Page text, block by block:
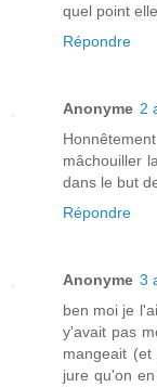
quel point
Répondre
Anonyme 2
mâchouiller
dans le but
Répondre
Anonyme 3
ben moi je
y'avait pas
mangeait
jure qu'on